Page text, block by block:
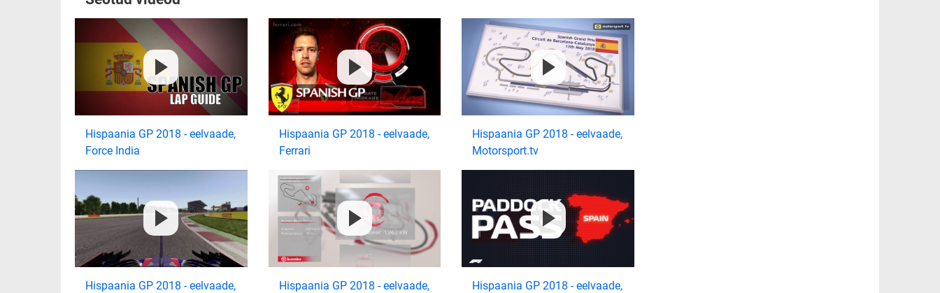
Hispaania GP 2018 - eelvaade,
Force India
Hispaania GP 2018 - eelvaade,
Ferrari
Hispaania GP 2018 - eelvaade,
Motorsport.tv
Hispaania GP 2018 - eelvaade,
Hispaania GP 2018 - eelvaade,
Hispaania GP 2018 - eelvaade,